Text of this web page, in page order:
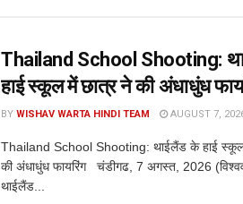
Thailand School Shooting:
हाई स्कूल में छात्र ने की अंधाधुंध
BY WISHAV WARTA HINDI TEAM AUGUST 7,
Thailand School Shooting: थाईलैंड के हाई
की अंधाधुंध फायरिंग चंडीगढ, 7 अगस्त, 2026
थाईलैंड...